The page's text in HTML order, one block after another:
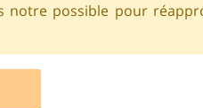
notre possible pour